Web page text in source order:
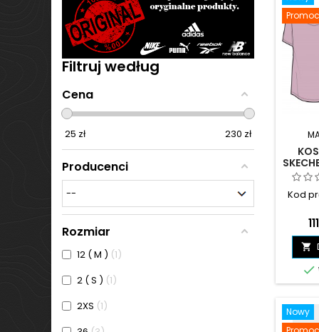
Filtruj według
Cena
25 zł 230 zł
Producenci
Rozmiar
12 ( M ) 1
2 ( S ) 1
2XS 1
Kod


Nowy